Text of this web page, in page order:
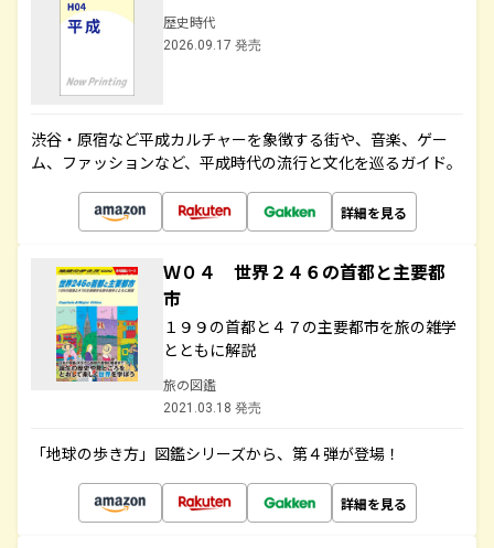
歴史時代
2026.09.17 発売
渋谷・原宿など平成カルチャーを象徴する街や、音楽、ゲー
ム、ファッションなど、平成時代の流行と文化を巡るガイド。
詳細を見る
Ｗ０４ 世界２４６の首都と主要都
市
１９９の首都と４７の主要都市を旅の雑学
とともに解説
旅の図鑑
2021.03.18 発売
「地球の歩き方」図鑑シリーズから、第４弾が登場！
詳細を見る